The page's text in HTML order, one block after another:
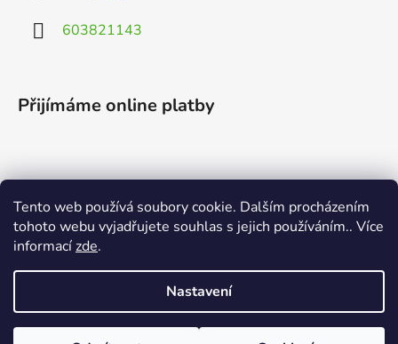
Tento web používá soubory cookie. Dalším procházením
tohoto webu vyjadřujete souhlas s jejich používáním.. Více
informacízde.
Nastavení
603821143
Přijímáme online platby
Vyhledávání
HLEDAT